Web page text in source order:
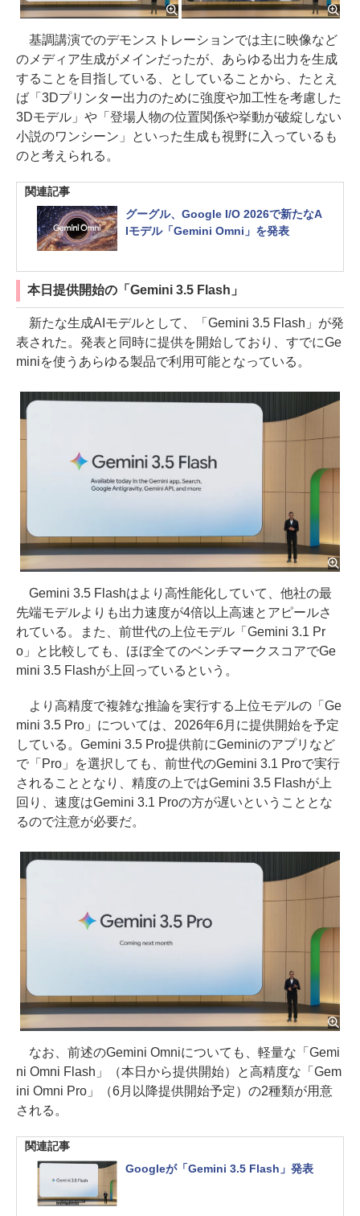
基調講演でのデモンストレーションでは主に映像など
のメディア生成がメインだったが、あらゆる出力を生成
することを目指している、としていることから、たとえ
ば「3Dプリンター出力のために強度や加工性を考慮した
3Dモデル」や「登場人物の位置関係や挙動が破綻しない
小説のワンシーン」といった生成も視野に入っているも
のと考えられる。
関連記事
グーグル、Google I/O 2026で新たなA
Iモデル「Gemini Omni」を発表
本日提供開始の「Gemini 3.5 Flash」
新たな生成AIモデルとして、「Gemini 3.5 Flash」が発
表された。発表と同時に提供を開始しており、すでにGe
miniを使うあらゆる製品で利用可能となっている。
Gemini 3.5 Flashはより高性能化していて、他社の最
先端モデルよりも出力速度が4倍以上高速とアピールさ
れている。また、前世代の上位モデル「Gemini 3.1 Pr
o」と比較しても、ほぼ全てのベンチマークスコアでGe
mini 3.5 Flashが上回っているという。
より高精度で複雑な推論を実行する上位モデルの「Ge
mini 3.5 Pro」については、2026年6月に提供開始を予定
している。Gemini 3.5 Pro提供前にGeminiのアプリなど
で「Pro」を選択しても、前世代のGemini 3.1 Proで実行
されることとなり、精度の上ではGemini 3.5 Flashが上
回り、速度はGemini 3.1 Proの方が遅いということとな
るので注意が必要だ。
なお、前述のGemini Omniについても、軽量な「Gemi
ni Omni Flash」（本日から提供開始）と高精度な「Gem
ini Omni Pro」（6月以降提供開始予定）の2種類が用意
される。
関連記事
Googleが「Gemini 3.5 Flash」発表